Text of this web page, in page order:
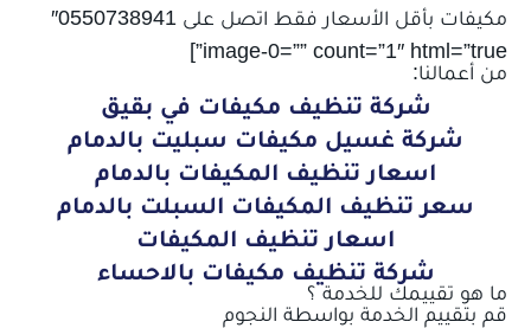
مكيفات بأقل الأسعار فقط اتصل على 0550738941″
image-0=”” count=”1″ html=”true”]
من أعمالنا:
شركة تنظيف مكيفات في بقيق
شركة غسيل مكيفات سبليت بالدمام
اسعار تنظيف المكيفات بالدمام
سعر تنظيف المكيفات السبلت بالدمام
اسعار تنظيف المكيفات
شركة تنظيف مكيفات بالاحساء
ما هو تقييمك للخدمة ؟
قم بتقييم الخدمة بواسطة النجوم